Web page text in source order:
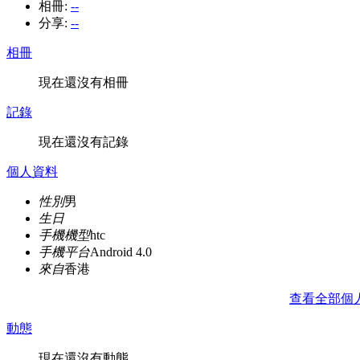
相冊: --
分享: --
相冊
現在還沒有相冊
記錄
現在還沒有記錄
個人資料
性別男
生日
手機機型htc
手機平台Android 4.0
來自香港
查看全部個
動態